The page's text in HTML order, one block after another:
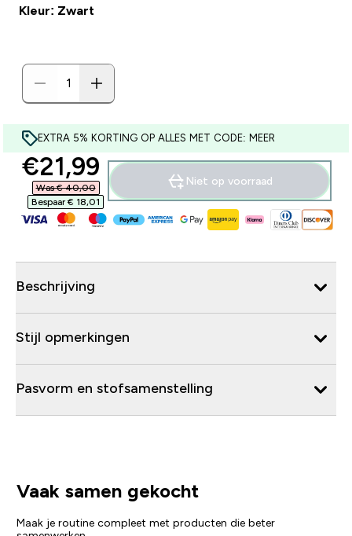
Kleur: Zwart
EXTRA 5% KORTING OP ALLES MET CODE: MEER
discounted price
€21,99‎
Was € 40,00‎
Bespaar € 18,01‎
Niet op voorraad
Beschrijving
Stijl opmerkingen
Pasvorm en stofsamenstelling
Vaak samen gekocht
Maak je routine compleet met producten die beter